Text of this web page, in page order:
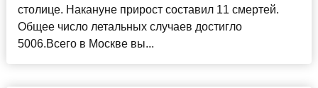
столице. Накануне прирост составил 11 смертей.
Общее число летальных случаев достигло
5006.Всего в Москве вы...